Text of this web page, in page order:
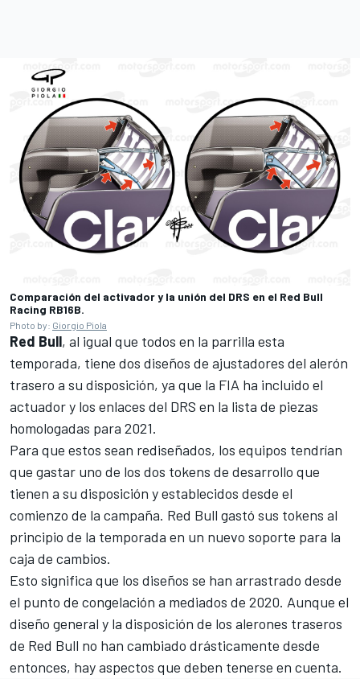
Comparación del activador y la unión del DRS en el Red Bull
Racing RB16B.
Photo by: Giorgio Piola
Red Bull, al igual que todos en la parrilla esta
temporada, tiene dos diseños de ajustadores del alerón
trasero a su disposición, ya que la FIA ha incluido el
actuador y los enlaces del DRS en la lista de piezas
homologadas para 2021.
Para que estos sean rediseñados, los equipos tendrían
que gastar uno de los dos tokens de desarrollo que
tienen a su disposición y establecidos desde el
comienzo de la campaña. Red Bull gastó sus tokens al
principio de la temporada en un nuevo soporte para la
caja de cambios.
Esto significa que los diseños se han arrastrado desde
el punto de congelación a mediados de 2020. Aunque el
diseño general y la disposición de los alerones traseros
de Red Bull no han cambiado drásticamente desde
entonces, hay aspectos que deben tenerse en cuenta.